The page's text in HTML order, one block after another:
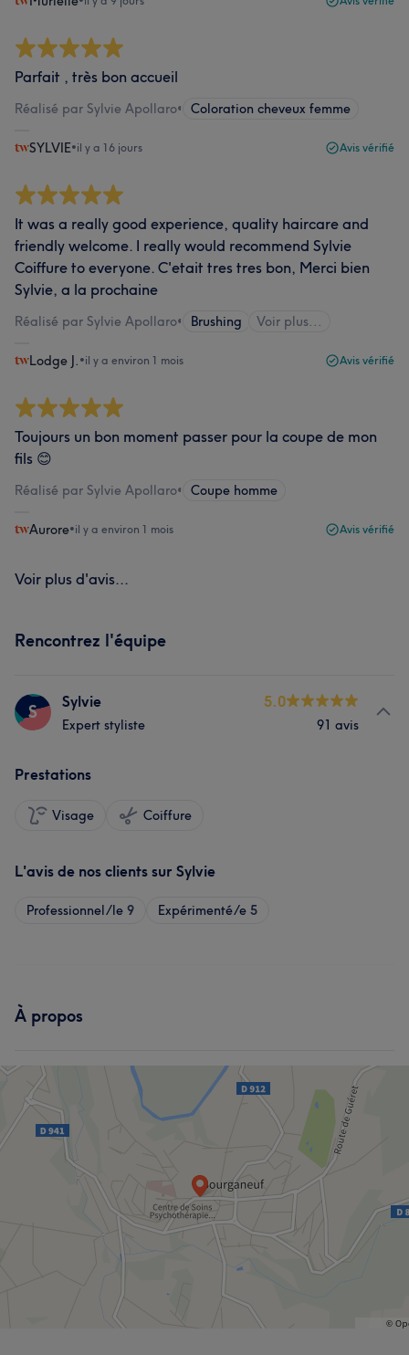
Parfait , très bon accueil
Réalisé par Sylvie Apollaro• Coloration cheveux femme
SYLVIE•il y a 16 jours Avis vérifié
It was a really good experience, quality haircare and
friendly welcome. I really would recommend Sylvie
Coiffure to everyone. C'etait tres tres bon, Merci bien
Sylvie, a la prochaine
Réalisé par Sylvie Apollaro• Brushing Voir plus...
Lodge J. •il y a environ 1 mois Avis vérifié
Toujours un bon moment passer pour la coupe de mon
fils 😊
Réalisé par Sylvie Apollaro• Coupe homme
Aurore•il y a environ 1 mois Avis vérifié
Voir plus d'avis...
Rencontrez l'équipe
S Sylvie
Expert styliste
5.0
91 avis
Prestations
Visage Coiffure
L'avis de nos clients sur Sylvie
Professionnel/le 9 Expérimenté/e 5
À propos